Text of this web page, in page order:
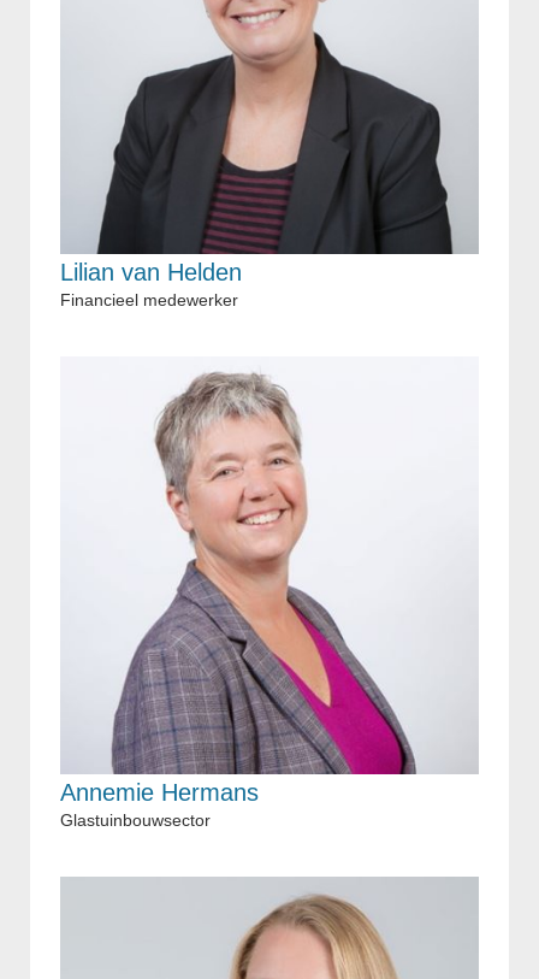
Lilian van Helden
Financieel medewerker
Annemie Hermans
Glastuinbouwsector